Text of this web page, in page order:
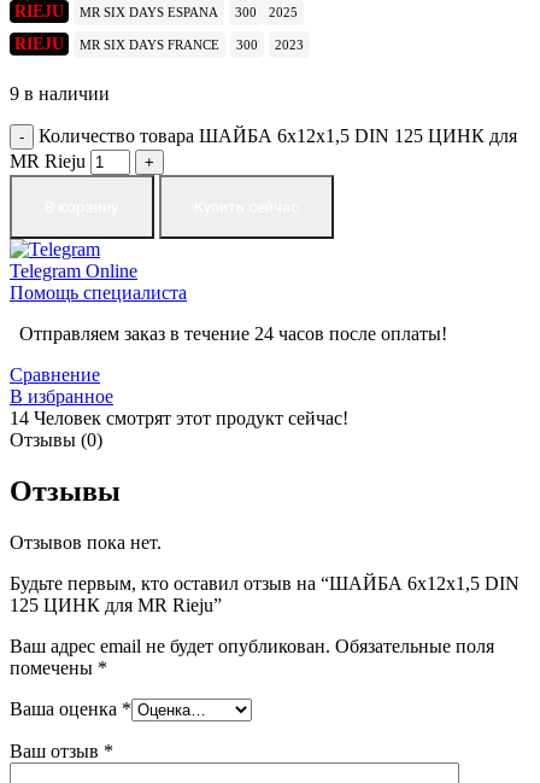
RIEJU MR SIX DAYS ESPANA 300 2025
RIEJU MR SIX DAYS FRANCE 300 2023
9 в наличии
Количество товара ШАЙБА 6x12x1,5 DIN 125 ЦИНК для
MR Rieju
Telegram Online
Помощь специалиста
Отправляем заказ в течение 24 часов после оплаты!
Сравнение
В избранное
14 Человек смотрят этот продукт сейчас!
Отзывы (0)
Отзывы
Отзывов пока нет.
Будьте первым, кто оставил отзыв на “ШАЙБА 6x12x1,5 DIN
125 ЦИНК для MR Rieju”
Ваш адрес email не будет опубликован. Обязательные поля
помечены *
Ваша оценка *
Ваш отзыв *